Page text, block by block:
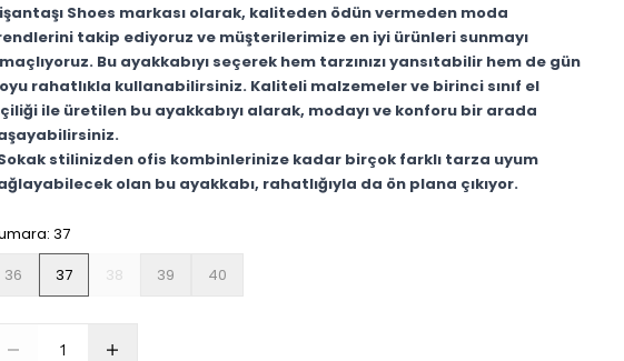
Shoes markası olarak, kaliteden ödün vermeden moda
takip ediyoruz ve müşterilerimize en iyi ürünleri sunmayı
Bu ayakkabıyı seçerek hem tarzınızı yansıtabilir hem de gün
rahatlıkla kullanabilirsiniz. Kaliteli malzemeler ve birinci sınıf el
ile üretilen bu ayakkabıyı alarak, modayı ve konforu bir arada
stilinizden ofis kombinlerinize kadar birçok farklı tarza uyum
olan bu ayakkabı, rahatlığıyla da ön plana çıkıyor.
: 37
36
37 38 39 40